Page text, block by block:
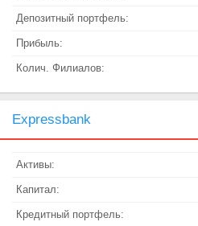
Депозитный портфель:
Прибыль:
Колич. Филиалов:
Expressbank
Активы:
Капитал:
Кредитный портфель: